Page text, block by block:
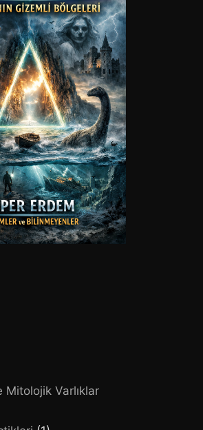
Mitolojik Varlıklar